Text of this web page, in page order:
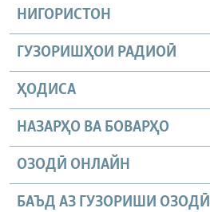
НИГОРИСТОН
ГУЗОРИШҲОИ РАДИОӢ
ҲОДИСА
НАЗАРҲО ВА БОВАРҲО
ОЗОДӢ ОНЛАЙН
БАЪД АЗ ГУЗОРИШИ ОЗОДӢ